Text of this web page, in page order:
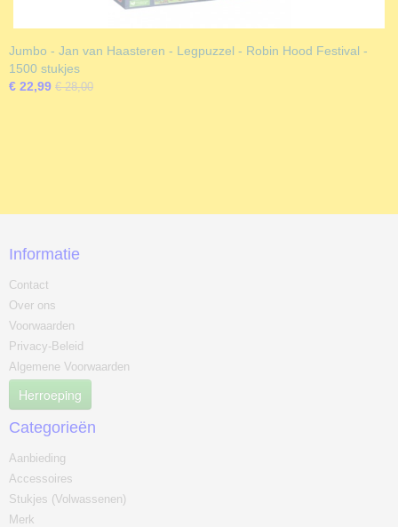
Jumbo - Jan van Haasteren - Legpuzzel - Robin Hood Festival -
1500 stukjes
€ 22,99 € 28,00
Informatie
Contact
Over ons
Voorwaarden
Privacy-Beleid
Algemene Voorwaarden
Herroeping
Categorieën
Aanbieding
Accessoires
Stukjes (Volwassenen)
Merk